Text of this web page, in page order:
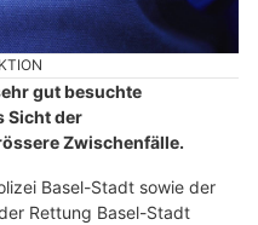
gut besuchte
Sicht der
Zwischenfälle.
Basel-Stadt sowie der
Rettung Basel-Stadt